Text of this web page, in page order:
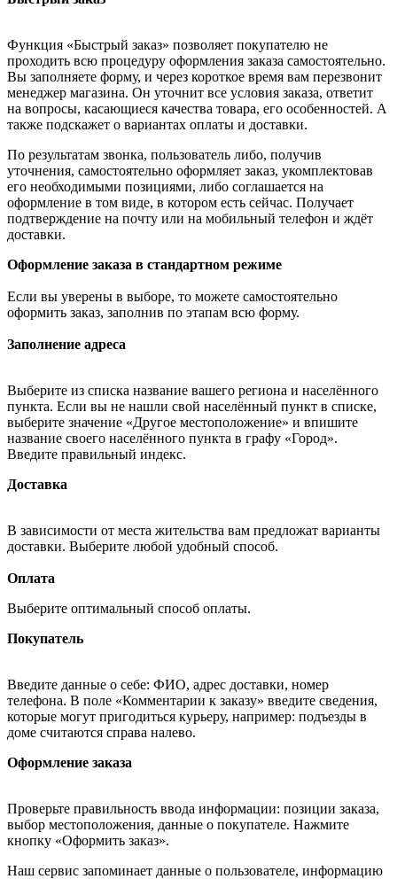
Функция «Быстрый заказ» позволяет покупателю не
проходить всю процедуру оформления заказа самостоятельно.
Вы заполняете форму, и через короткое время вам перезвонит
менеджер магазина. Он уточнит все условия заказа, ответит
на вопросы, касающиеся качества товара, его особенностей. А
также подскажет о вариантах оплаты и доставки.
По результатам звонка, пользователь либо, получив
уточнения, самостоятельно оформляет заказ, укомплектовав
его необходимыми позициями, либо соглашается на
оформление в том виде, в котором есть сейчас. Получает
подтверждение на почту или на мобильный телефон и ждёт
доставки.
Оформление заказа в стандартном режиме
Если вы уверены в выборе, то можете самостоятельно
оформить заказ, заполнив по этапам всю форму.
Заполнение адреса
Выберите из списка название вашего региона и населённого
пункта. Если вы не нашли свой населённый пункт в списке,
выберите значение «Другое местоположение» и впишите
название своего населённого пункта в графу «Город».
Введите правильный индекс.
Доставка
В зависимости от места жительства вам предложат варианты
доставки. Выберите любой удобный способ.
Оплата
Выберите оптимальный способ оплаты.
Покупатель
Введите данные о себе: ФИО, адрес доставки, номер
телефона. В поле «Комментарии к заказу» введите сведения,
которые могут пригодиться курьеру, например: подъезды в
доме считаются справа налево.
Оформление заказа
Проверьте правильность ввода информации: позиции заказа,
выбор местоположения, данные о покупателе. Нажмите
кнопку «Оформить заказ».
Наш сервис запоминает данные о пользователе, информацию